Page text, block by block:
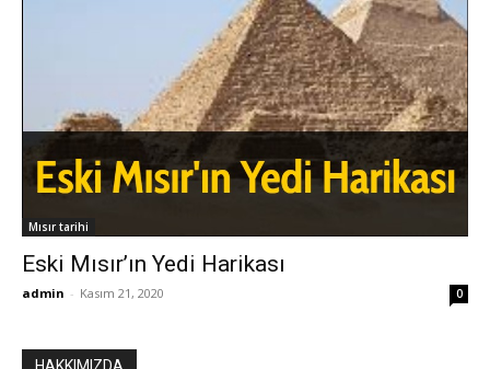
Mısır tarihi
Eski Mısır’ın Yedi Harikası
admin - Kasım 21, 2020 0
HAKKIMIZDA